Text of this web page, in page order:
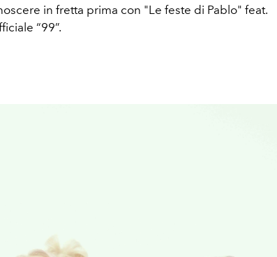
in fretta prima con "Le feste di Pablo" feat.
“99”.